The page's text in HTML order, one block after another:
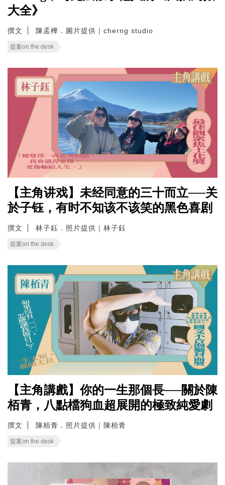
大全》
撰文 陳孟樺．圖片提供｜cherng studio
提案on the desk
【主角讲戏】未经同意的三十而立──关
於子钰，有时不知该不该笑的黑色喜剧
撰文 林子鈺．照片提供｜林子鈺
提案on the desk
【主角講戲】你的一生那個長──關於陳
栢青，八點檔狗血超展開的極致純愛劇
撰文 陳栢青．照片提供｜陳栢青
提案on the desk